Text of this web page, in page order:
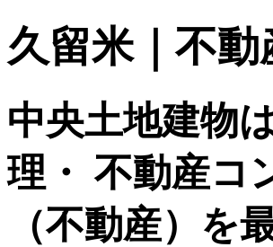
久留米｜不
中央土地建物
理・ 不動産コ
（不動産）を